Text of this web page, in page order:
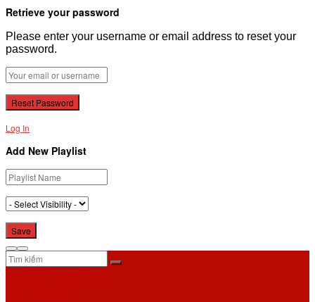
Retrieve your password
Please enter your username or email address to reset your
password.
Log In
Add New Playlist